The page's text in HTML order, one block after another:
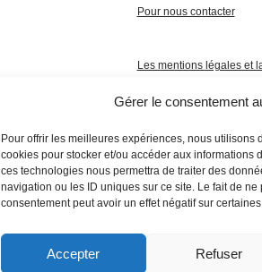
Gérer le consentement
Pour offrir les meilleures expériences, nous utilisons
cookies pour stocker et/ou accéder aux informations
ces technologies nous permettra de traiter des
navigation ou les ID uniques sur ce site. Le fait de
consentement peut avoir un effet négatif sur
Accepter Refuser
Pour nous contacter
Les mentions légales et